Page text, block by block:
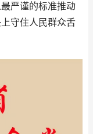
严谨的标准推动
守住人民群众舌